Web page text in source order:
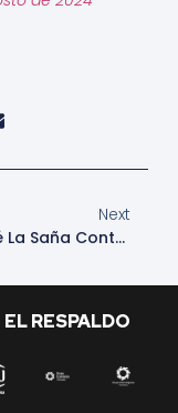
Next
¿Por Qué La Saña Contra La Iglesia Católica En Nicaragua?
EL RESPALDO